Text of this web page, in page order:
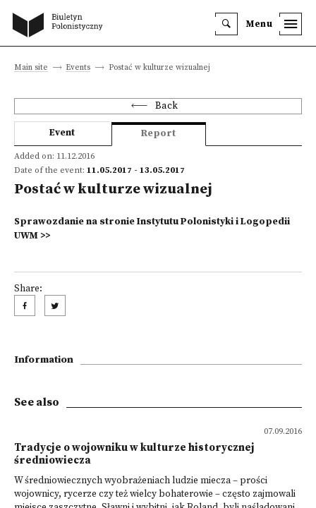
Menu
Main site Events Postać w kulturze wizualnej
Back
Event Report
Added on: 11.12.2016
Date of the event: 11.05.2017 - 13.05.2017
Postać w kulturze wizualnej
Sprawozdanie na stronie Instytutu Polonistyki i Logopedii
UWM >>
Share:
Information
See also
07.09.2016
Tradycje o wojowniku w kulturze historycznej
średniowiecza
W średniowiecznych wyobrażeniach ludzie miecza – prości
wojownicy, rycerze czy też wielcy bohaterowie – często zajmowali